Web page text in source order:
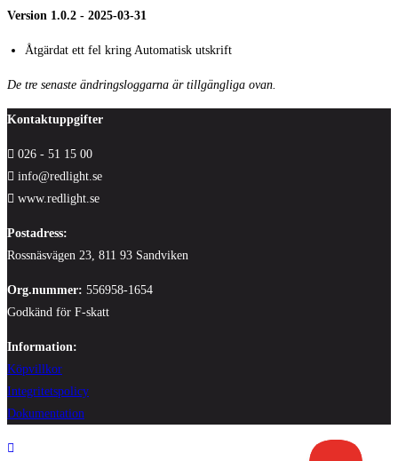
Version 1.0.2 - 2025-03-31
Åtgärdat ett fel kring Automatisk utskrift
De tre senaste ändringsloggarna är tillgängliga ovan.
Kontaktuppgifter
026 - 51 15 00
info@redlight.se
www.redlight.se
Postadress:
Rossnäsvägen 23, 811 93 Sandviken
Org.nummer: 556958-1654
Godkänd för F-skatt
Information:
Köpvillkor
Integritetspolicy
Dokumentation